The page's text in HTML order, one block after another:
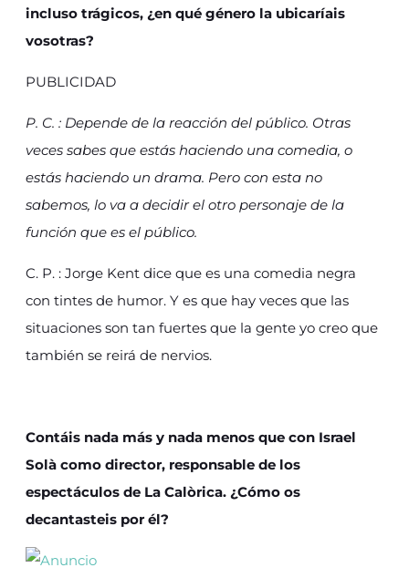
incluso trágicos, ¿en qué género la ubicaríais
vosotras?
PUBLICIDAD
P. C. : Depende de la reacción del público. Otras
veces sabes que estás haciendo una comedia, o
estás haciendo un drama. Pero con esta no
sabemos, lo va a decidir el otro personaje de la
función que es el público.
C. P. : Jorge Kent dice que es una comedia negra
con tintes de humor. Y es que hay veces que las
situaciones son tan fuertes que la gente yo creo que
también se reirá de nervios.
Contáis nada más y nada menos que con Israel
Solà como director, responsable de los
espectáculos de La Calòrica. ¿Cómo os
decantasteis por él?